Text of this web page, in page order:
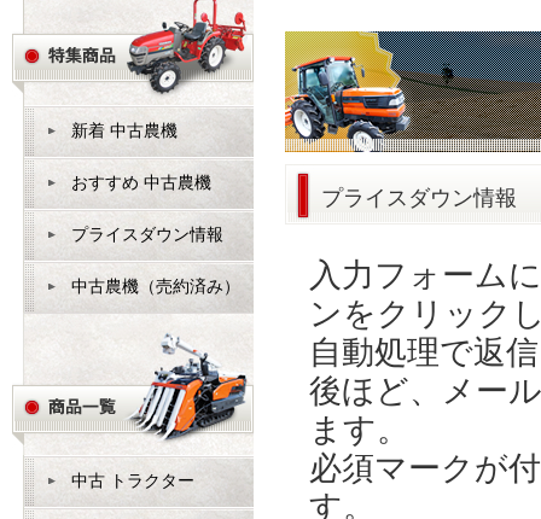
プライスダウン情報
入力フォーム
ンをクリック
自動処理で返
後ほど、メー
ます。
必須マークが
す。
新着 中古農機
おすすめ 中古農機
プライスダウン情報
中古農機（売約済み）
中古 トラクター